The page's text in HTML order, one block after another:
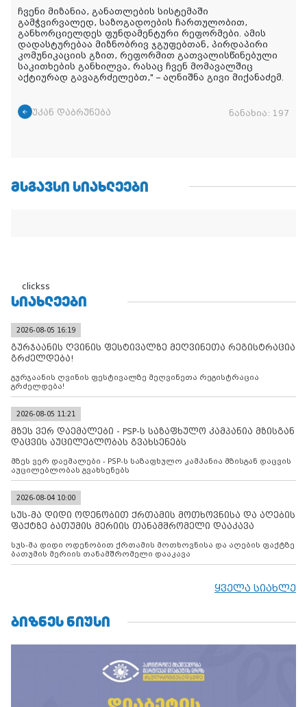
ჩვენი მიზანია, განათლების სისტემაში
გამჭვირვალედ, საზოგადოების ჩართულობით,
განხორციელდეს ფუნდამენტური რეფორმები. ამის
დადასტურებაა მიზნობრივ ჯგუფებთან, პირდაპირი
კომუნიკაციის გზით, რეფორმით გათვალისწინებული
საკითხების განხილვა, რასაც ჩვენ მომავალშიც
აქტიურად გავაგრძელებთ," – აღნიშნა გივი მიქანაძემ.
უკან დაბრუნება ნანახია: 197
ᲛᲡᲒᲐᲕᲡᲘ ᲡᲘᲐᲮᲚᲔᲔᲑᲘ
clickss
ᲡᲘᲐᲮᲚᲔᲔᲑᲘ
2026-08-05 16:19
გურჯაანის ღვინის ფესტივალზე მეღვინეთა რეგისტრაცია
გრძელდება!
გურჯაანის ღვინის ფესტივალზე მეღვინეთა რეგისტრაცია
გრძელდება!
2026-08-05 11:21
მზეს ვერ დაემალები - PSP-ს საზაფხულო კამპანია მზისგან
დაცვის აუცილებლობას გვახსენებს
მზეს ვერ დაემალები - PSP-ს საზაფხულო კამპანია მზისგან დაცვის
აუცილებლობას გვახსენებს
2026-08-04 10:00
სუს-მა დიდი ოდენობით ქრთამის მოთხოვნისა და აღების
ფაქტზე ბათუმის მერიის თანამშრომელი დააკავა
სუს-მა დიდი ოდენობით ქრთამის მოთხოვნისა და აღების ფაქტზე
ბათუმის მერიის თანამშრომელი დააკავა
ყველა სიახლე
ᲑᲘᲖᲜᲔᲡ ᲜᲘᲣᲡᲘ